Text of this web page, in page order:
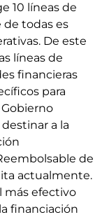
10 líneas de
todas es
De este
líneas de
financieras
para
a la
de
actualmente.
más efectivo
financiación